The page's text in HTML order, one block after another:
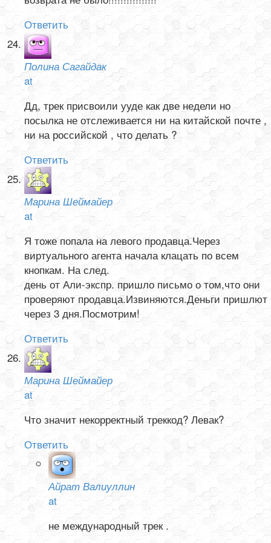
Ответить
Полина Сагайдак
at
Дд, трек присвоили ууде как две недели но
посылка не отслеживается ни на китайской почте ,
ни на российской , что делать ?
Ответить
Марина Шеймайер
at
Я тоже попала на левого продавца.Через
виртуального агента начала клацать по всем
кнопкам. На след.
день от Али-экспр. пришло письмо о том,что они
проверяют продавца.Извиняются.Деньги пришлют
через 3 дня.Посмотрим!
Ответить
Марина Шеймайер
at
Что значит некорректный треккод? Левак?
Ответить
Айрат Валиуллин
at
не международный трек .